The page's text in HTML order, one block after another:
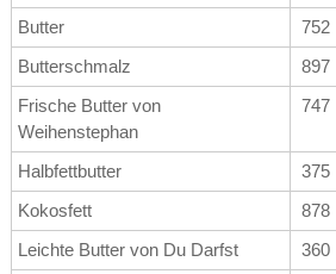
Butter
752
Butterschmalz
897
Frische Butter von
Weihenstephan
747
Halbfettbutter 375
Kokosfett
878
Leichte Butter von Du Darfst
360